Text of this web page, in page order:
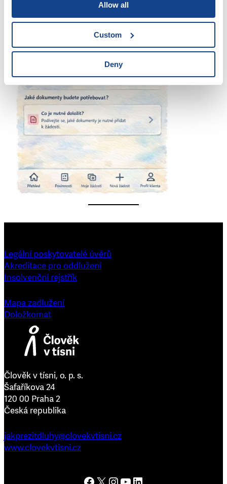
Allow all
Custom
Deny
Legální poskytovatelé úvěrů
Akreditace pro oddlužení
Insolvenční rejstřík
Mapa zadlužení
Doložkomat
Člověk v tísni, o. p. s.
Šafaříkova 24
120 00 Praha 2
Česká republika
jakprezitdluhy@clovekvtisni.cz
www.clovekvtisni.cz